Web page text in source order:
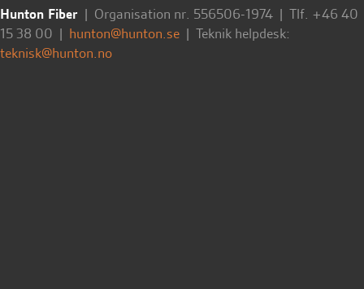
Hunton Fiber | Organisation nr. 556506-1974 | Tlf. +46 40
15 38 00 | hunton@hunton.se | Teknik helpdesk:
teknisk@hunton.no